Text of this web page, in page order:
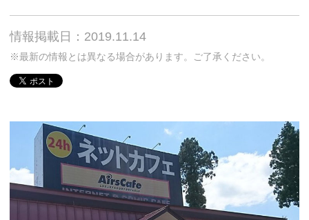
情報掲載日：2019.11.14
※最新の情報とは異なる場合があります。ご了承ください。